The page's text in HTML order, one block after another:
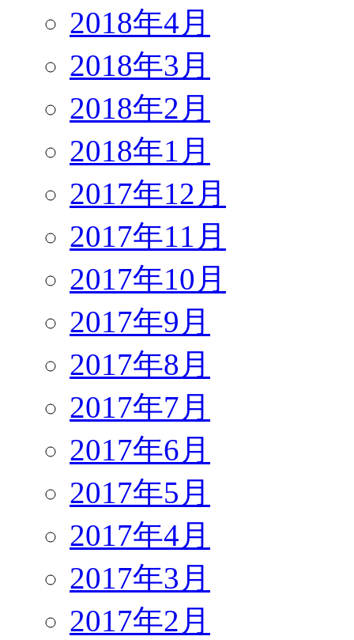
2018年4月
2018年3月
2018年2月
2018年1月
2017年12月
2017年11月
2017年10月
2017年9月
2017年8月
2017年7月
2017年6月
2017年5月
2017年4月
2017年3月
2017年2月